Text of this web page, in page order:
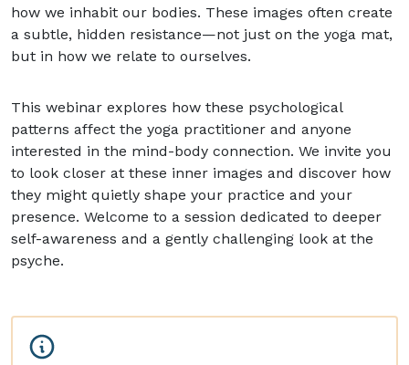
how we inhabit our bodies. These images often create
a subtle, hidden resistance—not just on the yoga mat,
but in how we relate to ourselves.
This webinar explores how these psychological
patterns affect the yoga practitioner and anyone
interested in the mind-body connection. We invite you
to look closer at these inner images and discover how
they might quietly shape your practice and your
presence. Welcome to a session dedicated to deeper
self-awareness and a gently challenging look at the
psyche.